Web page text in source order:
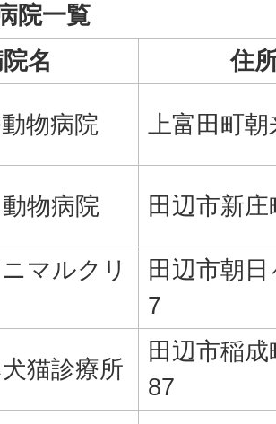
院一覧
名
住
物病院 上富田町朝
物病院 田辺市新
マルクリ
田辺市朝
7
猫診療所
田辺市稲
87